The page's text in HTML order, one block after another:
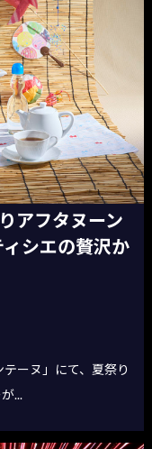
アフタヌーン
シエの贅沢か
ーヌ」にて、夏祭り
...